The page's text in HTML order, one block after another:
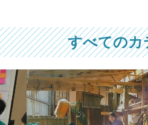
すべてのカ